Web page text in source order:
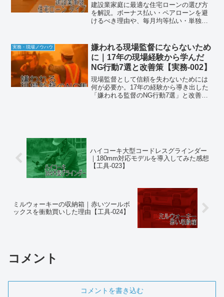
建設業家庭に最適な住宅ローンの選び方
を解説。ボーナス払い・ペアローンを避
けるべき理由や、毎月均等払い・単独ロ
実務・現場ノウハウ
嫌われる現場監督にならないため
に｜17年の現場経験から学んだ
NG行動7選と改善策【実務-002】
現場監督として信頼を失わないためには
何が必要か。17年の経験から導き出した
「嫌われる監督のNG行動7選」と改善ポ
ハイコーキ大型コードレスグラインダー
｜180mm対応モデルを導入してみた感想
【工具-023】
ミルウォーキーの収納箱｜赤いツールボ
ックスを衝動買いした理由【工具-024】
コメント
コメントを書き込む